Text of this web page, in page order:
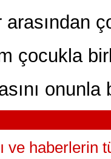
çocukla
onunla
ve haberlerin